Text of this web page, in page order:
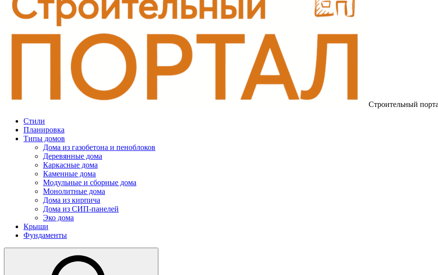
Строительный
Стили
Планировка
Типы домов
Дома из газобетона и пеноблоков
Деревянные дома
Каркасные дома
Каменные дома
Модульные и сборные дома
Монолитные дома
Дома из кирпича
Дома из СИП-панелей
Эко дома
Крыши
Фундаменты